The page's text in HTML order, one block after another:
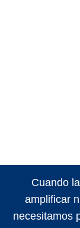
Cuando
amplificar
necesitamos